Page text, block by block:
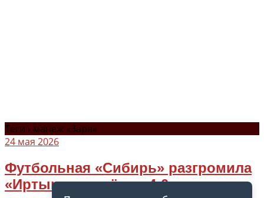
Теги › манеж «Заря»
24 мая 2026
Футбольная «Сибирь» разгромила
«Иртыш» со счётом 4:0